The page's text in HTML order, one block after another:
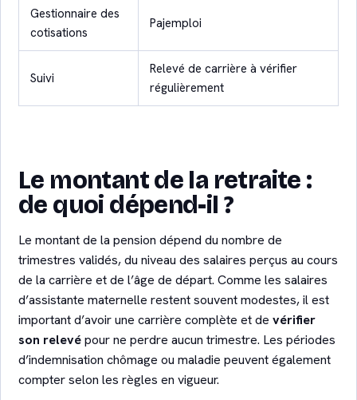
Gestionnaire des
cotisations
Pajemploi
Suivi
Relevé de carrière à vérifier
régulièrement
Le montant de la retraite :
de quoi dépend-il ?
Le montant de la pension dépend du nombre de
trimestres validés, du niveau des salaires perçus au cours
de la carrière et de l’âge de départ. Comme les salaires
d’assistante maternelle restent souvent modestes, il est
important d’avoir une carrière complète et de vérifier
son relevépour ne perdre aucun trimestre. Les périodes
d’indemnisation chômage ou maladie peuvent également
compter selon les règles en vigueur.